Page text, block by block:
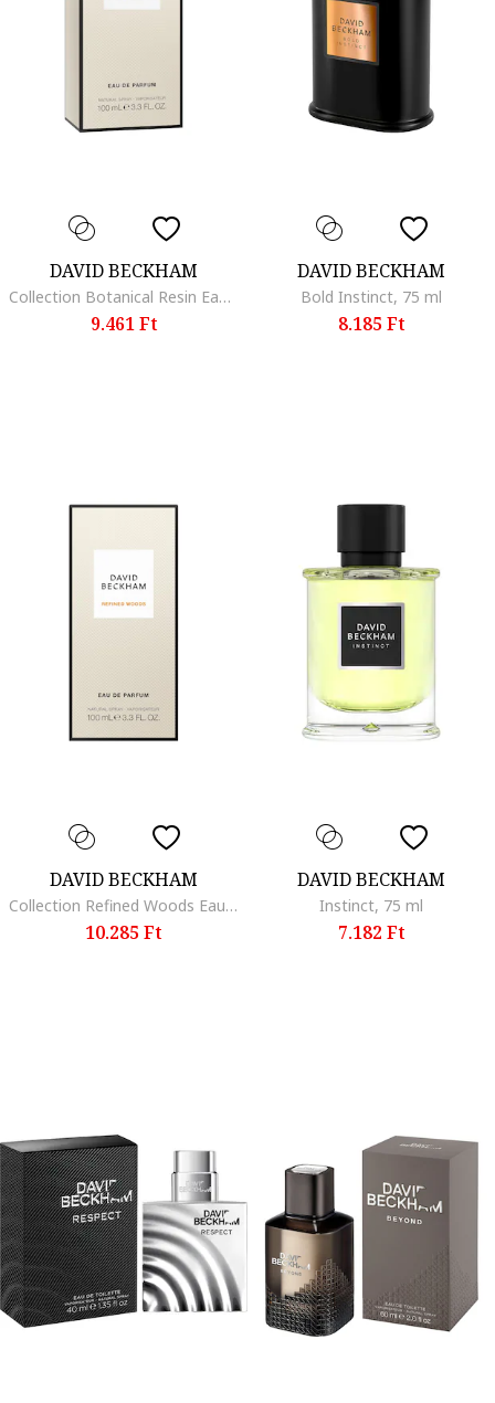
DAVID BECKHAM
Collection Botanical Resin Eau de Parfüm, 100 ml
9.461 Ft
DAVID BECKHAM
Bold Instinct, 75 ml
8.185 Ft
DAVID BECKHAM
Collection Refined Woods Eau de Parfüm, 100 ml
10.285 Ft
DAVID BECKHAM
Instinct, 75 ml
7.182 Ft